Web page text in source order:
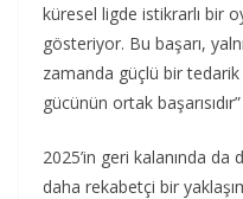
küresel ligde istikrarlı bir
gösteriyor. Bu başarı,
zamanda güçlü bir
gücünün ortak
2025’in geri kalanında
daha rekabetçi bir